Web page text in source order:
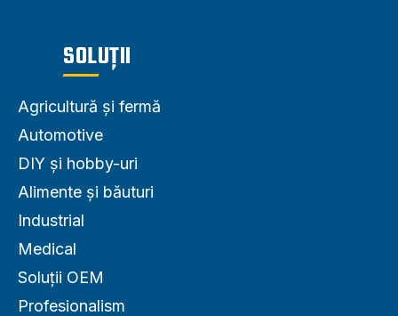
SOLUȚII
Agricultură și fermă
Automotive
DIY și hobby-uri
Alimente și băuturi
Industrial
Medical
Soluții OEM
Profesionalism